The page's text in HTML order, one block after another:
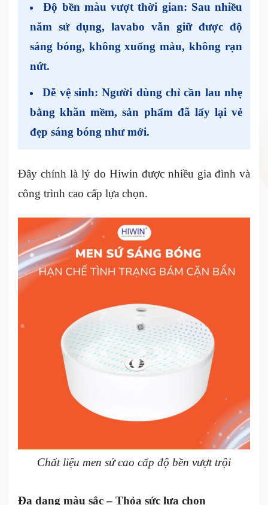
Độ bền màu vượt thời gian: Sau nhiều
năm sử dụng, lavabo vẫn giữ được độ
sáng bóng, không xuống màu, không rạn
nứt.
Dễ vệ sinh: Người dùng chỉ cần lau nhẹ
bằng khăn mềm, sản phẩm đã lấy lại vẻ
đẹp sáng bóng như mới.
Đây chính là lý do Hiwin được nhiều gia đình và
công trình cao cấp lựa chọn.
Chất liệu men sứ cao cấp độ bền vượt trội
Đa dạng màu sắc – Thỏa sức lựa chọn